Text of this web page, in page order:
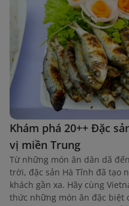
Khám phá 20++ Đặc
vị miền Trung
Từ những món ăn dân dã
trời, đặc sản Hà Tĩnh đã tạo
khách gần xa. Hãy cùng
thức những món ăn đặc biệt